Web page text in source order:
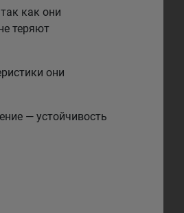
как они
теряют
они
— устойчивость